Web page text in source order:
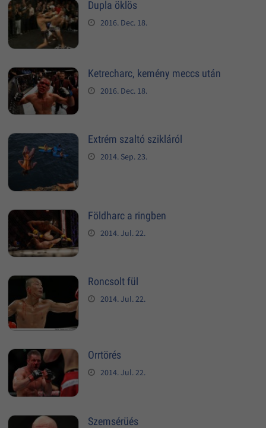
Dupla öklös
2016. Dec. 18.
Ketrecharc, kemény meccs után
2016. Dec. 18.
Extrém szaltó szikláról
2014. Sep. 23.
Földharc a ringben
2014. Jul. 22.
Roncsolt fül
2014. Jul. 22.
Orrtörés
2014. Jul. 22.
Szemsérüés